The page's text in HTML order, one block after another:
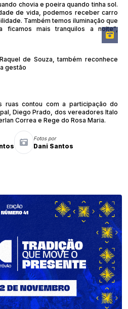
chovia e poeira quando tinha sol.
de vida, podemos receber carro
Também temos iluminação que
ficamos mais tranquilos a noite”,
de Souza, também reconhece
gestão
ruas contou com a participação do
Diego Prado, dos vereadores Italo
Correa e Rege do Rosa Maria.
Fotos por
Dani Santos